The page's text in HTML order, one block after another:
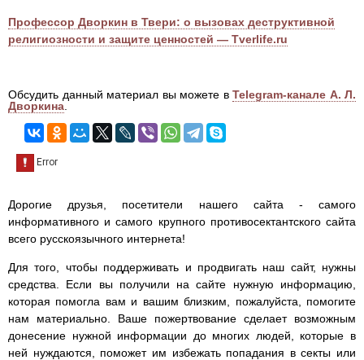
Профессор Дворкин в Твери: о вызовах деструктивной
религиозности и защите ценностей — Tverlife.ru
Обсудить данный материал вы можете в Telegram-канале А. Л.
Дворкина
Дорогие друзья, посетители нашего сайта - самого
информативного и самого крупного противосектантского сайта
всего русскоязычного интернета!
Для того, чтобы поддерживать и продвигать наш сайт, нужны
средства. Если вы получили на сайте нужную информацию,
которая помогла вам и вашим близким, пожалуйста, помогите
нам материально. Ваше пожертвование сделает возможным
донесение нужной информации до многих людей, которые в
ней нуждаются, поможет им избежать попадания в секты или